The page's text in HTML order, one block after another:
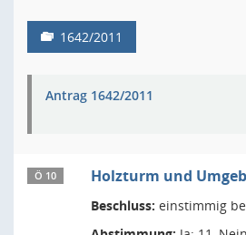
1642/2011
Antrag 1642/2011
Ö 10 Holzturm und
Beschluss: einstimmig